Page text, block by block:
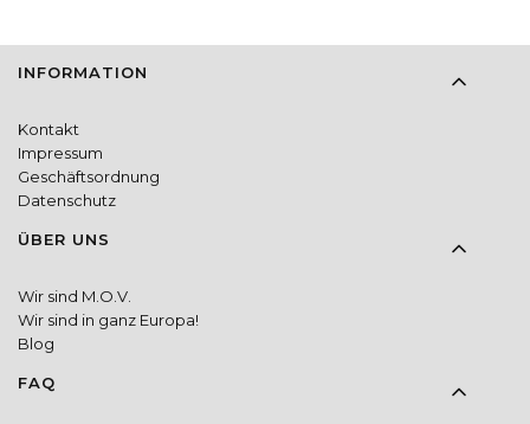
Fußzeilenmenü
INFORMATION
Kontakt
Impressum
Geschäftsordnung
Datenschutz
ÜBER UNS
Wir sind M.O.V.
Wir sind in ganz Europa!
Blog
FAQ